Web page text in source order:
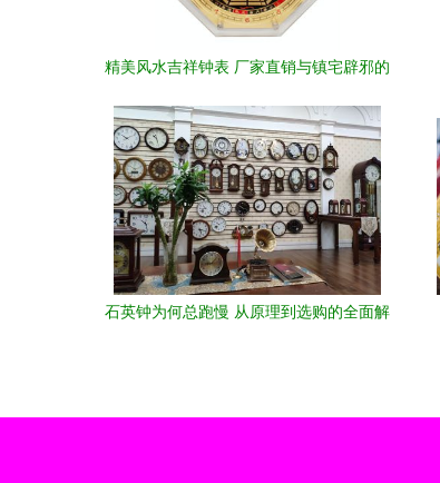
精美风水吉祥钟表 厂家直销与镇宅辟邪的
石英钟为何总跑慢 从原理到选购的全面解